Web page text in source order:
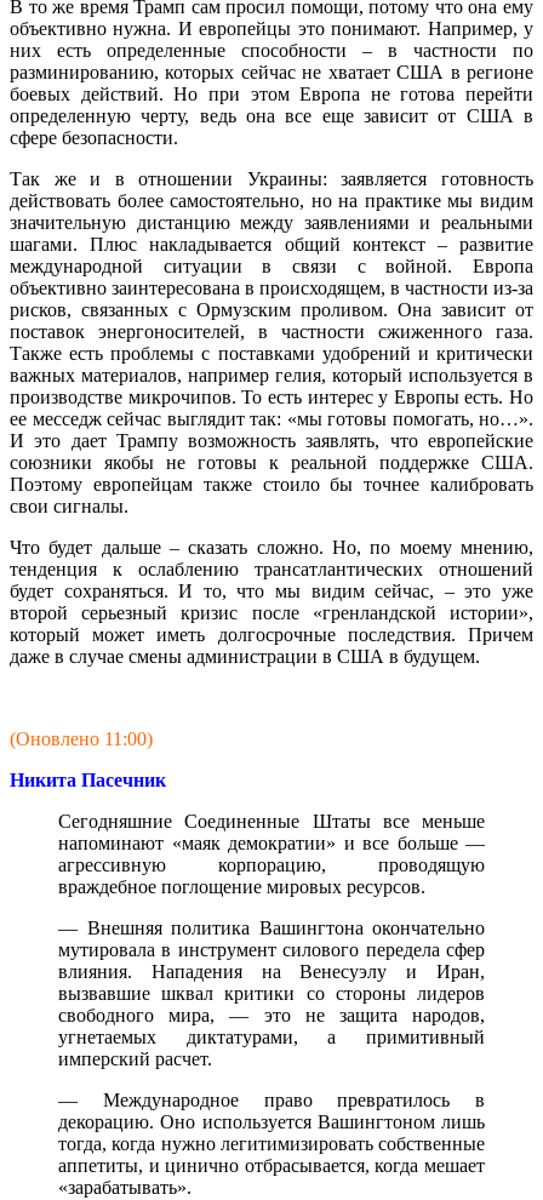
В то же время Трамп сам просил помощи, потому что она ему
объективно нужна. И европейцы это понимают. Например, у
них есть определенные способности – в частности по
разминированию, которых сейчас не хватает США в регионе
боевых действий. Но при этом Европа не готова перейти
определенную черту, ведь она все еще зависит от США в
сфере безопасности.
Так же и в отношении Украины: заявляется готовность
действовать более самостоятельно, но на практике мы видим
значительную дистанцию между заявлениями и реальными
шагами. Плюс накладывается общий контекст – развитие
международной ситуации в связи с войной. Европа
объективно заинтересована в происходящем, в частности из-за
рисков, связанных с Ормузским проливом. Она зависит от
поставок энергоносителей, в частности сжиженного газа.
Также есть проблемы с поставками удобрений и критически
важных материалов, например гелия, который используется в
производстве микрочипов. То есть интерес у Европы есть. Но
ее месседж сейчас выглядит так: «мы готовы помогать, но…».
И это дает Трампу возможность заявлять, что европейские
союзники якобы не готовы к реальной поддержке США.
Поэтому европейцам также стоило бы точнее калибровать
свои сигналы.
Что будет дальше – сказать сложно. Но, по моему мнению,
тенденция к ослаблению трансатлантических отношений
будет сохраняться. И то, что мы видим сейчас, – это уже
второй серьезный кризис после «гренландской истории»,
который может иметь долгосрочные последствия. Причем
даже в случае смены администрации в США в будущем.
(Оновлено 11:00)
Никита Пасечник
Сегодняшние Соединенные Штаты все меньше
напоминают «маяк демократии» и все больше —
агрессивную корпорацию, проводящую
враждебное поглощение мировых ресурсов.
— Внешняя политика Вашингтона окончательно
мутировала в инструмент силового передела сфер
влияния. Нападения на Венесуэлу и Иран,
вызвавшие шквал критики со стороны лидеров
свободного мира, — это не защита народов,
угнетаемых диктатурами, а примитивный
имперский расчет.
— Международное право превратилось в
декорацию. Оно используется Вашингтоном лишь
тогда, когда нужно легитимизировать собственные
аппетиты, и цинично отбрасывается, когда мешает
«зарабатывать».